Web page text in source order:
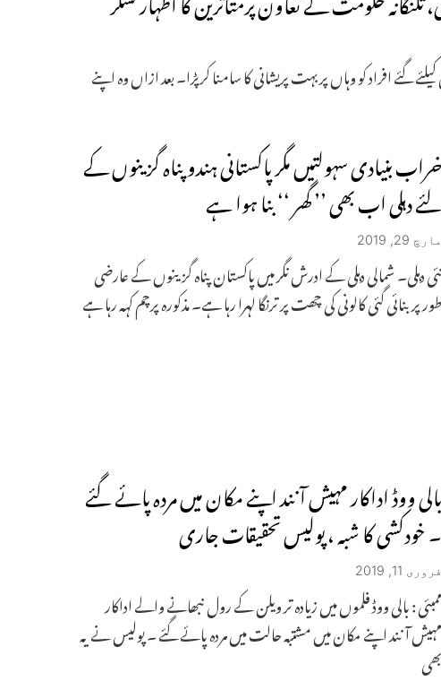
افراد کو وہاں پر بہت پریشانی کا سامنا کرپڑا۔ بعد ازاں وہ اپنے
خراب بنیادی سہولتیں مگر پاکستانی ہندو پناہ گزینوں کے
لئے دہلی اب بھی ’’ گھر ‘‘ بنا ہوا ہے
مارچ 29, 2019
نئی دہلی۔ شمالی دہلی کے ادرش نگر میں پاکستان پناہ گزینوں کے عارضی
طور پر بنائی گئی کالونی کی چھت پر ترنگا لہرا رہا ہے۔ مذکورہ پرچم کہہ رہا ہے
بالی ووڈ اداکار مہیش آنند اپنے مکان میں مردہ پائے گئے
۔ خودکشی کا شبہ ، پولیس تحقیقات جاری
فروری 11, 2019
ممبئی : بالی ووڈ فلموں میں زیادہ تر ویلن کے رول نبھانے والے اداکار
مہیش آنند اپنے مکان میں مشتبہ حالت میں مردہ پائے گئے ۔ پولیس نے یہ
بھی